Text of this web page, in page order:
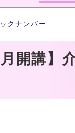
クナンバー
開講